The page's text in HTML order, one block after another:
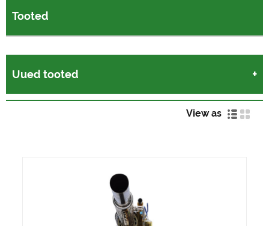
Tooted
Uued tooted
View as